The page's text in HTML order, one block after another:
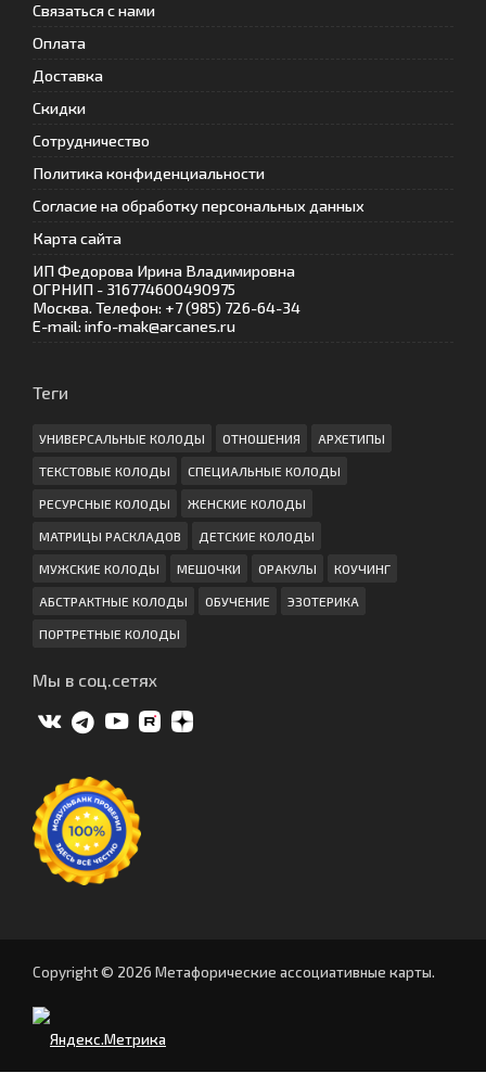
Связаться с нами
Оплата
Доставка
Скидки
Сотрудничество
Политика конфиденциальности
Согласие на обработку персональных данных
Карта сайта
ИП Федорова Ирина Владимировна
ОГРНИП - 316774600490975
Москва. Телефон: +7 (985) 726-64-34
E-mail: info-mak@arcanes.ru
Теги
УНИВЕРСАЛЬНЫЕ КОЛОДЫ ОТНОШЕНИЯ АРХЕТИПЫ
ТЕКСТОВЫЕ КОЛОДЫ СПЕЦИАЛЬНЫЕ КОЛОДЫ
РЕСУРСНЫЕ КОЛОДЫ ЖЕНСКИЕ КОЛОДЫ
МАТРИЦЫ РАСКЛАДОВ ДЕТСКИЕ КОЛОДЫ
МУЖСКИЕ КОЛОДЫ МЕШОЧКИ ОРАКУЛЫ КОУЧИНГ
АБСТРАКТНЫЕ КОЛОДЫ ОБУЧЕНИЕ ЭЗОТЕРИКА
ПОРТРЕТНЫЕ КОЛОДЫ
Мы в соц.сетях
Copyright © 2026 Метафорические ассоциативные карты.